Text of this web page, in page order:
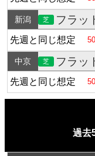
新潟 芝 フラッ
先週と同じ想定
中京 芝 フラッ
先週と同じ想定
過去